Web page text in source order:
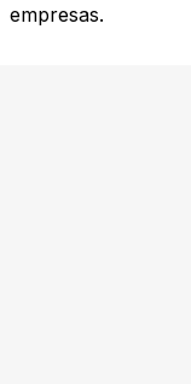
empresas.